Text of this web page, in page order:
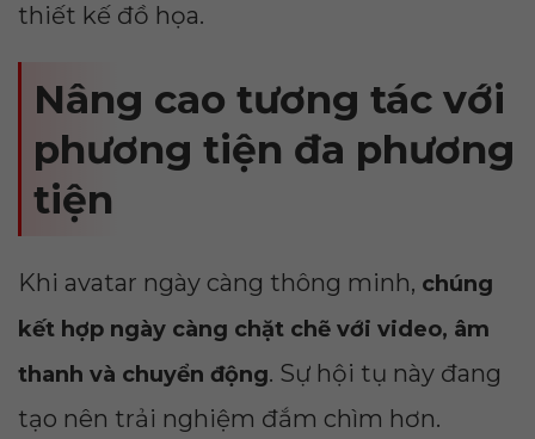
thiết kế đồ họa.
Nâng cao tương tác với
phương tiện đa phương
tiện
Khi avatar ngày càng thông minh, chúng
kết hợp ngày càng chặt chẽ với video, âm
thanh và chuyển động. Sự hội tụ này đang
tạo nên trải nghiệm đắm chìm hơn.